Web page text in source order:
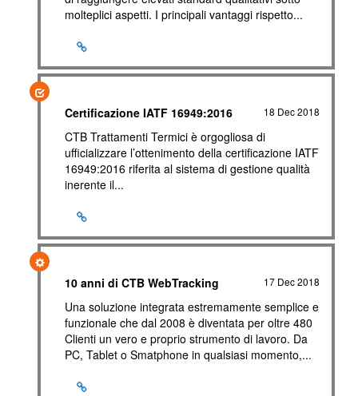
molteplici aspetti. I principali vantaggi rispetto...
18 Dec 2018
Certificazione IATF 16949:2016
CTB Trattamenti Termici è orgogliosa di
ufficializzare l’ottenimento della certificazione IATF
16949:2016 riferita al sistema di gestione qualità
inerente il...
17 Dec 2018
10 anni di CTB WebTracking
Una soluzione integrata estremamente semplice e
funzionale che dal 2008 è diventata per oltre 480
Clienti un vero e proprio strumento di lavoro. Da
PC, Tablet o Smatphone in qualsiasi momento,...